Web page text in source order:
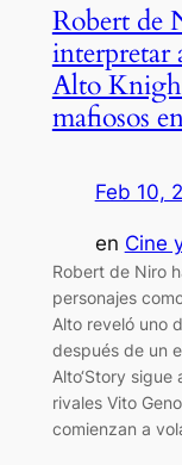
Robert de
interpretar
Alto
mafiosos
Feb 10,
en Cine
Robert de Niro
personajes
Alto reveló uno
después de un
Alto‘Story
rivales Vito
comienzan a